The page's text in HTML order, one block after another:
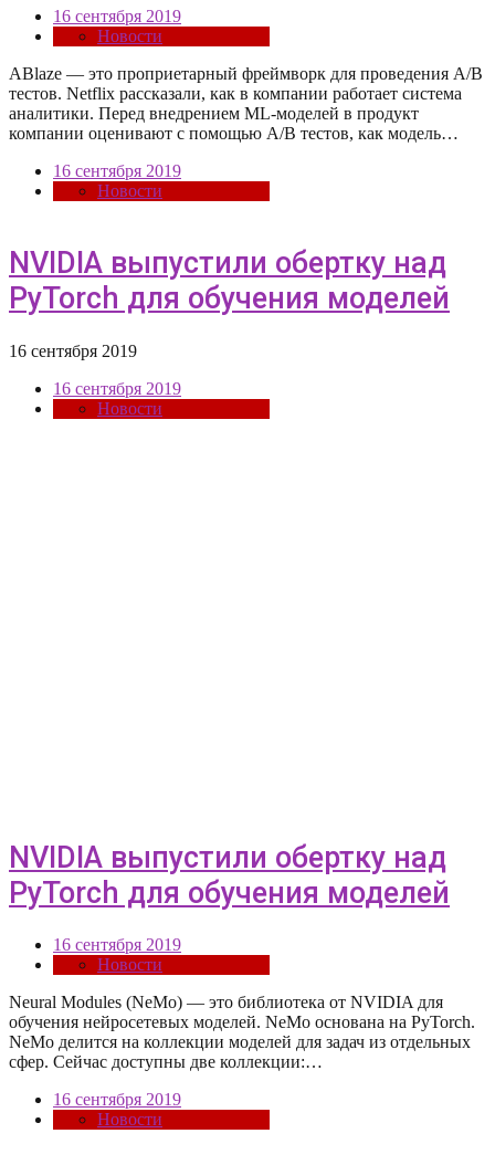
16 сентября 2019
Новости
ABlaze — это проприетарный фреймворк для проведения A/B
тестов. Netflix рассказали, как в компании работает система
аналитики. Перед внедрением ML-моделей в продукт
компании оценивают с помощью A/B тестов, как модель…
16 сентября 2019
Новости
NVIDIA выпустили обертку над
PyTorch для обучения моделей
16 сентября 2019
16 сентября 2019
Новости
NVIDIA выпустили обертку над
PyTorch для обучения моделей
16 сентября 2019
Новости
Neural Modules (NeMo) — это библиотека от NVIDIA для
обучения нейросетевых моделей. NeMo основана на PyTorch.
NeMo делится на коллекции моделей для задач из отдельных
сфер. Сейчас доступны две коллекции:…
16 сентября 2019
Новости